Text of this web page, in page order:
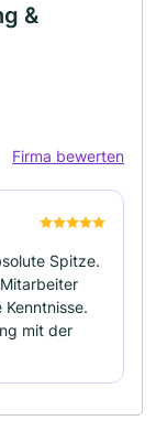
&
Firma bewerten
Spitze.
mit der